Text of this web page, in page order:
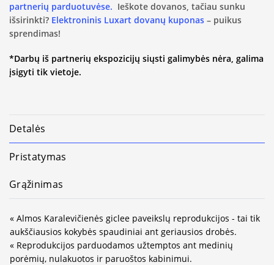
partnerių parduotuvėse. Ieškote dovanos, tačiau sunku
išsirinkti? Elektroninis Luxart dovanų kuponas – puikus
sprendimas!
*Darbų iš partnerių ekspozicijų siųsti galimybės nėra, galima
įsigyti tik vietoje.
Detalės
Pristatymas
Grąžinimas
« Almos Karalevičienės giclee paveikslų reprodukcijos - tai tik
aukščiausios kokybės spaudiniai ant geriausios drobės.
« Reprodukcijos parduodamos užtemptos ant medinių
porėmių, nulakuotos ir paruoštos kabinimui.